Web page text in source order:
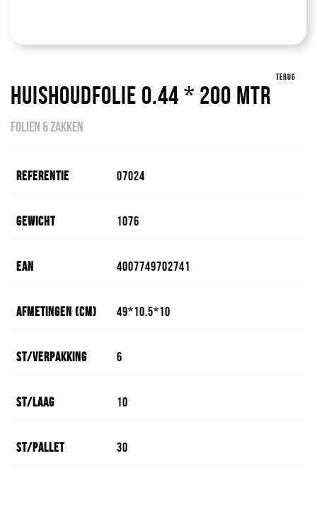
TERUG
Huishoudfolie 0.44 * 200 Mtr
FOLIEN & ZAKKEN
Referentie 07024
Gewicht 1076
EAN 4007749702741
Afmetingen (cm) 49*10.5*10
St/verpakking 6
St/laag 10
St/pallet 30